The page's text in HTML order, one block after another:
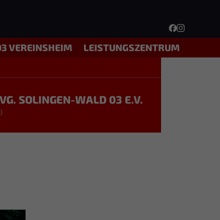
VEREINSHEIM LEISTUNGSZENTRUM
SOLINGEN-WALD 03 E.V.